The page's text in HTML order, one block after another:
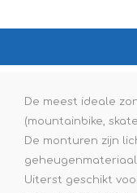
De meest ideale
(mountainbike,
De monturen zijn
geheugenmateriaal
Uiterst geschikt